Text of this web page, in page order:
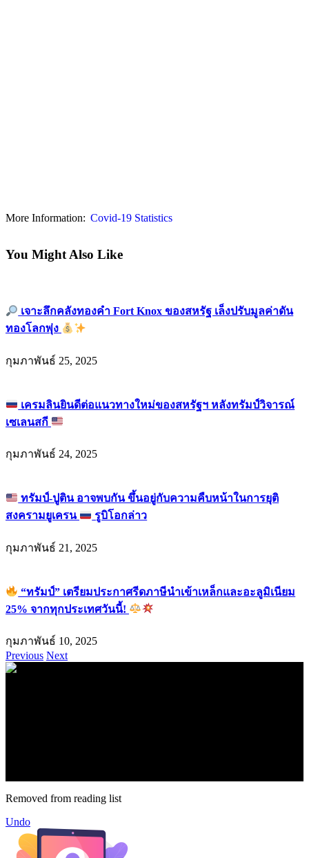
More Information: Covid-19 Statistics
You Might Also Like
เจาะลึกคลังทองคำ Fort Knox ของสหรัฐ เล็งปรับมูลค่าดัน
ทองโลกพุ่ง
กุมภาพันธ์ 25, 2025
เครมลินยินดีต่อแนวทางใหม่ของสหรัฐฯ หลังทรัมป์วิจารณ์
เซเลนสกี
กุมภาพันธ์ 24, 2025
ทรัมป์-ปูติน อาจพบกัน ขึ้นอยู่กับความคืบหน้าในการยุติ
สงครามยูเครน
รูบิโอกล่าว
กุมภาพันธ์ 21, 2025
“ทรัมป์” เตรียมประกาศรีดภาษีนำเข้าเหล็กและอะลูมิเนียม
25% จากทุกประเทศวันนี้!
กุมภาพันธ์ 10, 2025
Previous Next
Removed from reading list
Undo